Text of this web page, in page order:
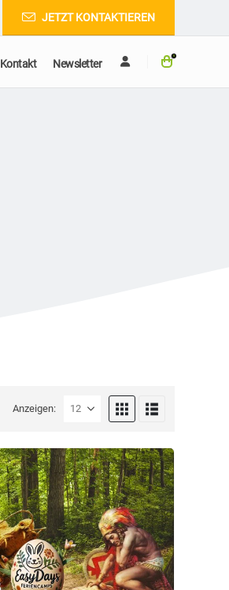
JETZT KONTAKTIEREN
Kontakt Newsletter
0
Anzeigen: